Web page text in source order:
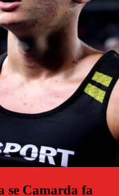
se Camarda fa